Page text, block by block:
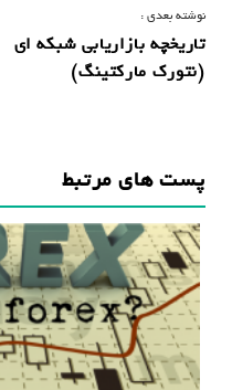
ر
ا
ه
ی
ن
و
ش
ت
ه
نوشته بعدی :
تاریخچه بازاریابی شبکه ای
(نتورک مارکتینگ)
پست های مرتبط